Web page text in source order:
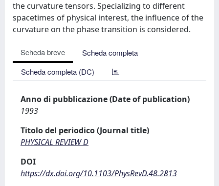
the curvature tensors. Specializing to different
spacetimes of physical interest, the influence of the
curvature on the phase transition is considered.
Scheda breve
Scheda completa
Scheda completa (DC)
Anno di pubblicazione (Date of publication)
1993
Titolo del periodico (Journal title)
PHYSICAL REVIEW D
DOI
https://dx.doi.org/10.1103/PhysRevD.48.2813